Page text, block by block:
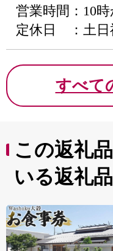
営業時間：10
定休日 ：土日
すべて
この返礼
いる返礼品